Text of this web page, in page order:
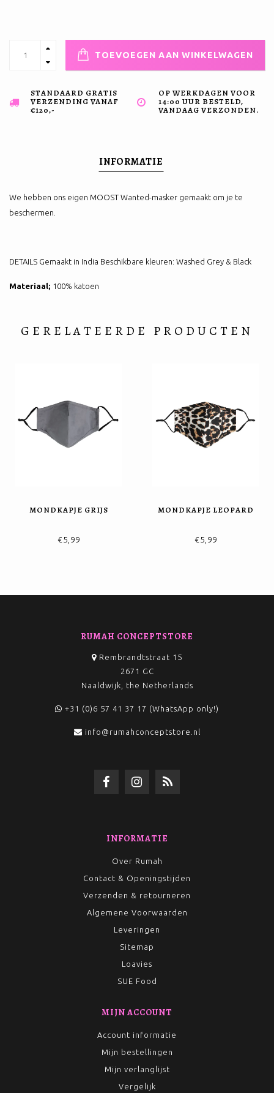
TOEVOEGEN AAN WINKELWAGEN
STANDAARD GRATIS
VERZENDING VANAF
€120,-
OP WERKDAGEN VOOR
14:00 UUR BESTELD,
VANDAAG VERZONDEN.
INFORMATIE
We hebben ons eigen MOOST Wanted-masker gemaakt om je te
beschermen.
DETAILS Gemaakt in India Beschikbare kleuren: Washed Grey & Black
Materiaal; 100% katoen
GERELATEERDE PRODUCTEN
MONDKAPJE GRIJS
€5,99
MONDKAPJE LEOPARD
€5,99
RUMAH CONCEPTSTORE
Rembrandtstraat 15
2671 GC
Naaldwijk, the Netherlands
+31 (0)6 57 41 37 17 (WhatsApp only!)
info@rumahconceptstore.nl
INFORMATIE
Over Rumah
Contact & Openingstijden
Verzenden & retourneren
Algemene Voorwaarden
Leveringen
Sitemap
Loavies
SUE Food
MIJN ACCOUNT
Account informatie
Mijn bestellingen
Mijn verlanglijst
Vergelijk